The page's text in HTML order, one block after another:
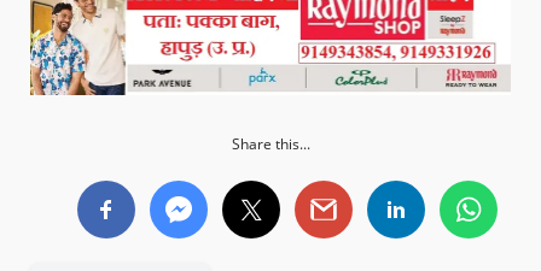
Share this...